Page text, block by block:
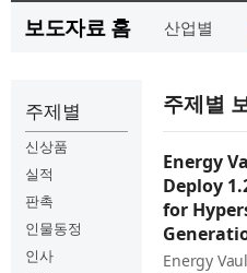
보도자료 홈 산업별
주제별
신상품
실적
판촉
인물동정
인사
주제별
Energy
Deploy
for
Energy